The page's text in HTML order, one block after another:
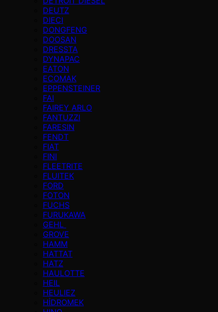
DEUTZ
DIECI
DONGFENG
DOOSAN
DRESSTA
DYNAPAC
EATON
ECOMAK
EPPENSTEINER
FAI
FAIREY ARLO
FANTUZZI
FARESIN
FENDT
FIAT
FINI
FLEETRITE
FLUITEK
FORD
FOTON
FUCHS
FURUKAWA
GEHL
GROVE
HAMM
HATTAT
HATZ
HAULOTTE
HEIL
HEULIEZ
HİDROMEK